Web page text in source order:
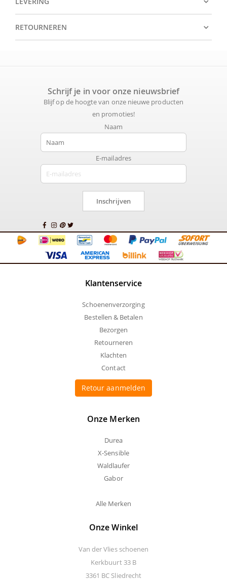
RETOURNEREN
Schrijf je in voor onze nieuwsbrief
Blijf op de hoogte van onze nieuwe producten
en promoties!
Naam
E-mailadres
Inschrijven
Klantenservice
Schoenenverzorging
Bestellen & Betalen
Bezorgen
Retourneren
Klachten
Contact
Retour aanmelden
Onze Merken
Durea
X-Sensible
Waldlaufer
Gabor
Alle Merken
Onze Winkel
Van der Vlies schoenen
Kerkbuurt 33 B
3361 BC Sliedrecht